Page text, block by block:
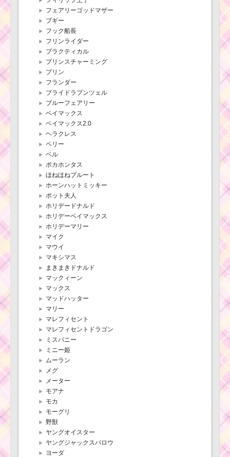
フェアリーゴッドマザー
ブギー
フック船長
フリンライダー
プラクティカル
プリンスチャーミング
プリン
フランダー
ブライドラプンツェル
ブルーフェアリー
ベイマックス
ベイマックス2.0
ヘラクレス
ペリー
ベル
ポカホンタス
ほねほねプルート
ホーンハットミッキー
ポット夫人
ホリデードナルド
ホリデーベイマックス
ホリデーマリー
マイク
マウイ
マキシマス
まきまきドナルド
マックィーン
マックス
マッドハッター
マリー
マレフィセント
マレフィセントドラゴン
ミスバニー
ミニー姫
ムーラン
メグ
メーター
モアナ
モカ
モーグリ
野獣
ヤングオイスター
ヤングジャックスパロウ
ヨーダ